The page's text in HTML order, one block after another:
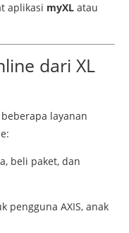
aplikasi myXL atau
dari XL
layanan
beli paket, dan
pengguna AXIS, anak